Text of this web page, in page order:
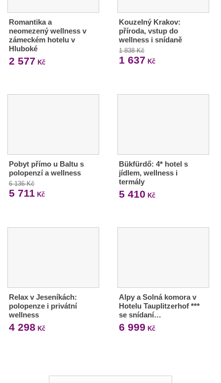
Romantika a
neomezený wellness v
zámeckém hotelu v
Hluboké
2 577 Kč
Kouzelný Krakov:
příroda, vstup do
wellness i snídaně
1 838 Kč
1 637 Kč
Pobyt přímo u Baltu s
polopenzí a wellness
6 136 Kč
5 711 Kč
Bükfürdő: 4* hotel s
jídlem, wellness i
termály
5 410 Kč
Relax v Jeseníkách:
polopenze i privátní
wellness
4 298 Kč
Alpy a Solná komora v
Hotelu Tauplitzerhof ***
se snídaní…
6 999 Kč